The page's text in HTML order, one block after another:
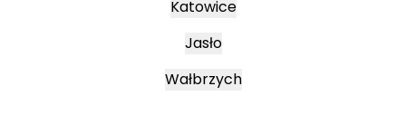
Katowice
Jasło
Wałbrzych